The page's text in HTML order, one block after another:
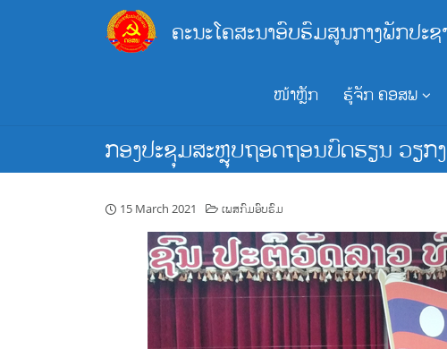
ຄະນະໂຄສະນາອົບຮົມສູນກາງພັກປະ
ໜ້າຫຼັກ ຮູ້ຈັກ ຄອສພ
ກອງປະຊຸມສະຫຼຸບຖອດຖອນບົດຮຽນ ວຽກ
15 March 2021 ເພສກົມອົບຮົມ